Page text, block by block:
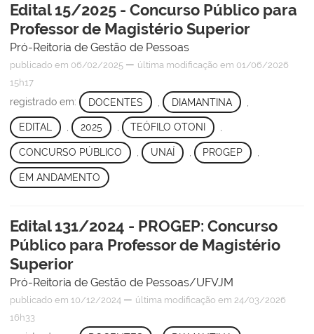
Edital 15/2025 - Concurso Público para
Professor de Magistério Superior
Pró-Reitoria de Gestão de Pessoas
publicado em 06/02/2025 — última modificação em 01/06/2026
15h17
registrado em: DOCENTES DIAMANTINA
EDITAL , 2025 , TEÓFILO OTONI ,
CONCURSO PÚBLICO UNAÍ PROGEP
EM ANDAMENTO
Edital 131/2024 - PROGEP: Concurso
Público para Professor de Magistério
Superior
Pró-Reitoria de Gestão de Pessoas/UFVJM
publicado em 10/12/2024 — última modificação em 24/03/2026
16h33